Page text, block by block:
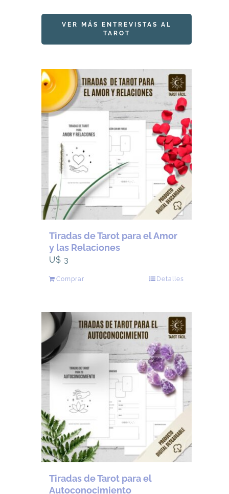
VER MÁS ENTREVISTAS AL
TAROT
Tiradas de Tarot para el Amor
y las Relaciones
U$ 3
Comprar Detalles
Tiradas de Tarot para el
Autoconocimiento